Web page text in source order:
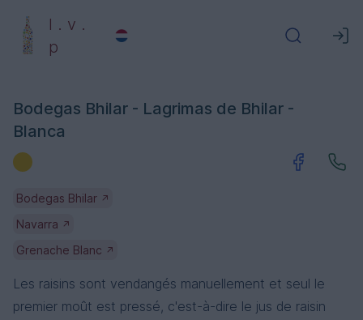
l . v .
p
Bodegas Bhilar - Lagrimas de Bhilar -
Blanca
Bodegas Bhilar ↗
Navarra ↗
Grenache Blanc ↗
Les raisins sont vendangés manuellement et seul le
premier moût est pressé, c'est-à-dire le jus de raisin